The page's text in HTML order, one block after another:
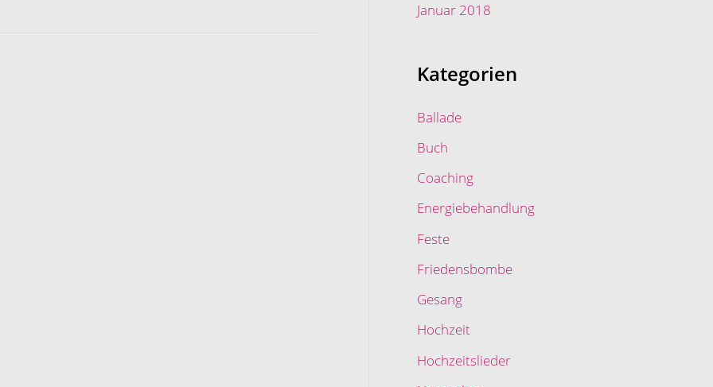
Januar 2018
Kategorien
Ballade
Buch
Coaching
Energiebehandlung
Feste
Friedensbombe
Gesang
Hochzeit
Hochzeitslieder